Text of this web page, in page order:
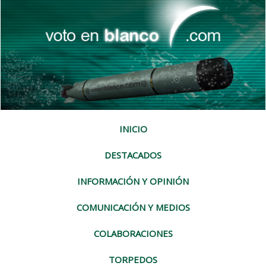
INICIO
DESTACADOS
INFORMACIÓN Y OPINIÓN
COMUNICACIÓN Y MEDIOS
COLABORACIONES
TORPEDOS